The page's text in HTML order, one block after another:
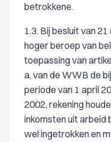
betrokkene.
1.3. Bij besluit van
hoger beroep van
toepassing van
a, van de WWB de
periode van 1 april
2002, rekening
inkomsten uit arbeid
wel ingetrokken en